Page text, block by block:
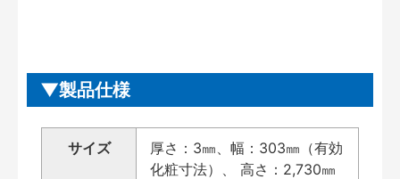
製品仕様
サイズ
厚さ：3㎜、幅：303㎜（有効
化粧寸法）、 高さ：2,730㎜